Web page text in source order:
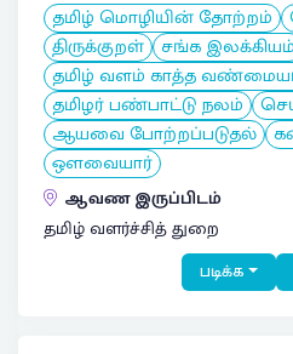
தமிழ் மொழியின் தோற்றம்
திருக்குறள் சங்க இலக்கியம்
தமிழ் வளம் காத்த
தமிழர் பண்பாட்டு நலம்
ஆயவை போற்றப்படுதல்
ஔவையார்
ஆவண இருப்பிடம்
தமிழ் வளர்ச்சித் துறை
படிக்க